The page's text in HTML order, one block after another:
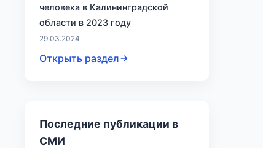
человека в Калининградской
области в 2023 году
29.03.2024
Открыть раздел
Последние публикации в
СМИ